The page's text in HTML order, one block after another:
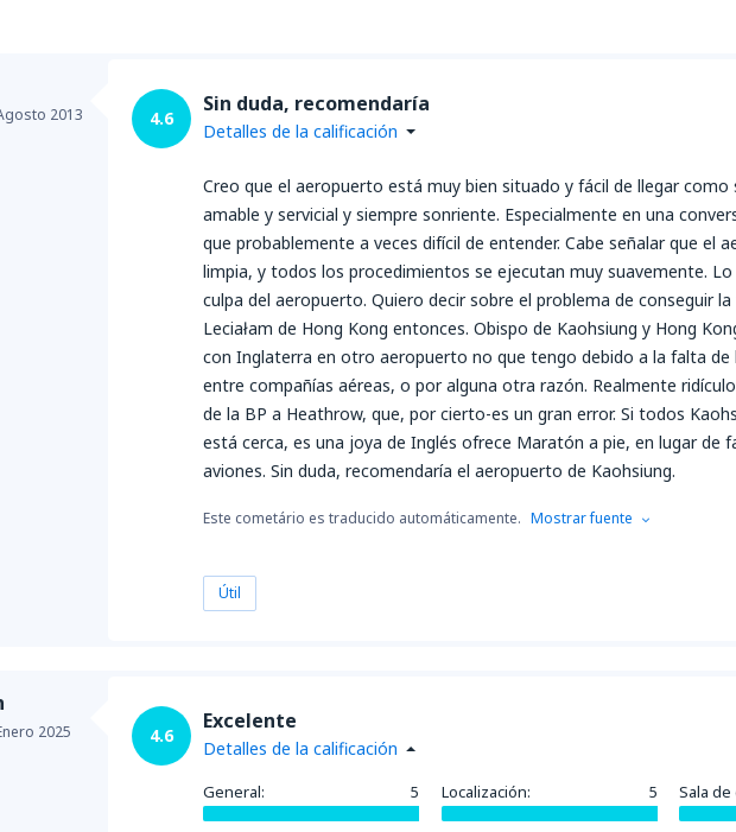
2013 4.6
Sin duda, recomendaría
Detalles de la calificación
Creo que el aeropuerto está muy bien situado y fácil de llegar como
amable y servicial y siempre sonriente. Especialmente en una
que probablemente a veces difícil de entender. Cabe señalar que el
limpia, y todos los procedimientos se ejecutan muy suavemente.
culpa del aeropuerto. Quiero decir sobre el problema de conseguir
Leciałam de Hong Kong entonces. Obispo de Kaohsiung y Hong
con Inglaterra en otro aeropuerto no que tengo debido a la falta de
entre compañías aéreas, o por alguna otra razón. Realmente
de la BP a Heathrow, que, por cierto-es un gran error. Si todos
está cerca, es una joya de Inglés ofrece Maratón a pie, en lugar de
aviones. Sin duda, recomendaría el aeropuerto de Kaohsiung.
Este cometário es traducido automáticamente. Mostrar fuente
Útil
2025 4.6
Excelente
Detalles de la calificación
General: 5 Localización: 5 Sala